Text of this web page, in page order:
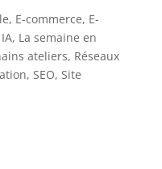
, E-commerce, E-
IA, La semaine en
ateliers, Réseaux
, SEO, Site